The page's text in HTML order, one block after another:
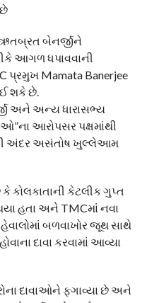
બેનર્જીને
આગળ ધપાવવાની
પ્રમુખ Mamata Banerjee
શકે છે.
અને અન્ય ધારાસભ્ય
આરોપસર પક્ષમાંથી
અંદર અસંતોષ ખુલ્લેઆમ
કોલકાતાની કેટલીક ગુપ્ત
હતા અને TMCમાં નવા
બળવાખોર જૂથ સાથે
દાવા કરવામાં આવ્યા
દાવાઓને ફગાવ્યા છે અને